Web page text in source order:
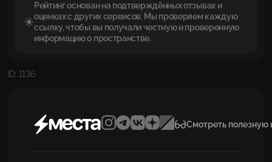
Рейтинг основан на подтверждённых отзывах и
оценках с других сервисов. Мы проверяем каждую
ссылку, чтобы вы получали честную и проверенную
информацию о пространстве.
ID: 1136
Смотреть